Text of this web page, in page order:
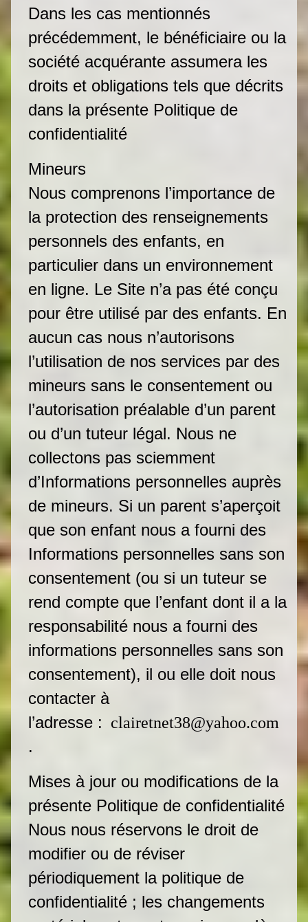
Dans les cas mentionnés
précédemment, le bénéficiaire ou la
société acquérante assumera les
droits et obligations tels que décrits
dans la présente Politique de
confidentialité
Mineurs
Nous comprenons l’importance de
la protection des renseignements
personnels des enfants, en
particulier dans un environnement
en ligne. Le Site n’a pas été conçu
pour être utilisé par des enfants. En
aucun cas nous n’autorisons
l’utilisation de nos services par des
mineurs sans le consentement ou
l’autorisation préalable d’un parent
ou d’un tuteur légal. Nous ne
collectons pas sciemment
d’Informations personnelles auprès
de mineurs. Si un parent s’aperçoit
que son enfant nous a fourni des
Informations personnelles sans son
consentement (ou si un tuteur se
rend compte que l’enfant dont il a la
responsabilité nous a fourni des
informations personnelles sans son
consentement), il ou elle doit nous
contacter à
l’adresse : clairetnet38@yahoo.com
.
Mises à jour ou modifications de la
présente Politique de confidentialité
Nous nous réservons le droit de
modifier ou de réviser
périodiquement la politique de
confidentialité ; les changements